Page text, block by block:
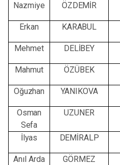
Nazmiye ÖZDEMİR
Erkan KARABUL
Mehmet DELİBEY
Mahmut ÖZÜBEK
Oğuzhan YANIKOVA
Osman
Sefa
UZUNER
İlyas DEMİRALP
Anıl Arda GÖRMEZ